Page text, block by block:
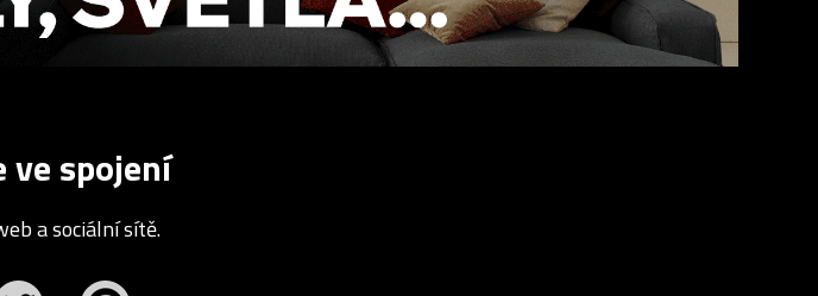
ve spojení
a sociální sítě.